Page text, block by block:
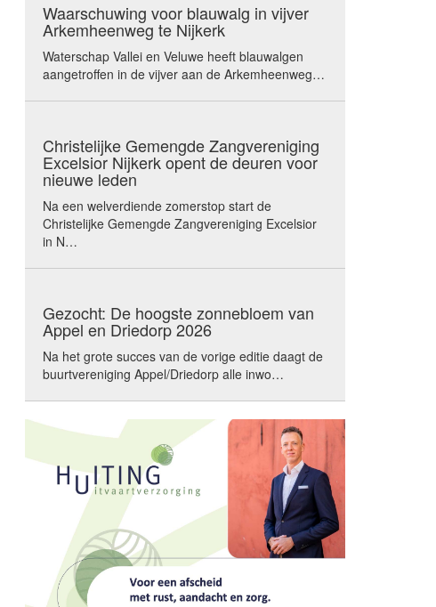
Waarschuwing voor blauwalg in vijver
Arkemheenweg te Nijkerk
Waterschap Vallei en Veluwe heeft blauwalgen
aangetroffen in de vijver aan de Arkemheenweg…
Christelijke Gemengde Zangvereniging
Excelsior Nijkerk opent de deuren voor
nieuwe leden
Na een welverdiende zomerstop start de
Christelijke Gemengde Zangvereniging Excelsior
in N…
Gezocht: De hoogste zonnebloem van
Appel en Driedorp 2026
Na het grote succes van de vorige editie daagt de
buurtvereniging Appel/Driedorp alle inwo…